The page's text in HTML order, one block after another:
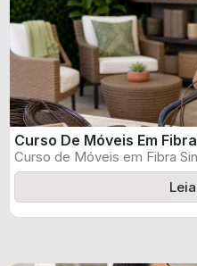
Curso De Móveis Em
Curso de Móveis em Fibra
certificado informado pelo ...